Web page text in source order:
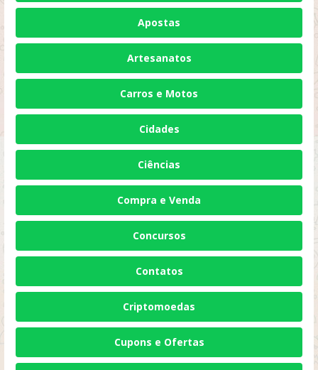
Apostas
Artesanatos
Carros e Motos
Cidades
Ciências
Compra e Venda
Concursos
Contatos
Criptomoedas
Cupons e Ofertas